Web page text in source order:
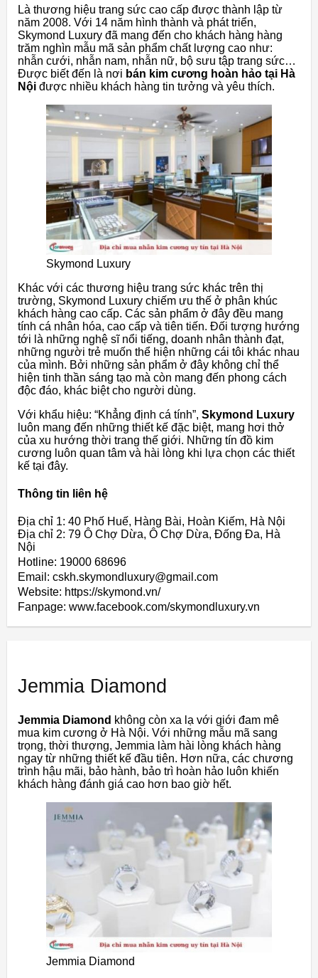
Là thương hiệu trang sức cao cấp được thành lập từ
năm 2008. Với 14 năm hình thành và phát triển,
Skymond Luxury đã mang đến cho khách hàng hàng
trăm nghìn mẫu mã sản phẩm chất lượng cao như:
nhẫn cưới, nhẫn nam, nhẫn nữ, bộ sưu tập trang sức…
Được biết đến là nơi bán kim cương hoàn hảo tại Hà
Nội được nhiều khách hàng tin tưởng và yêu thích.
Skymond Luxury
Khác với các thương hiệu trang sức khác trên thị
trường, Skymond Luxury chiếm ưu thế ở phân khúc
khách hàng cao cấp. Các sản phẩm ở đây đều mang
tính cá nhân hóa, cao cấp và tiên tiến. Đối tượng hướng
tới là những nghệ sĩ nổi tiếng, doanh nhân thành đạt,
những người trẻ muốn thể hiện những cái tôi khác nhau
của mình. Bởi những sản phẩm ở đây không chỉ thể
hiện tinh thần sáng tạo mà còn mang đến phong cách
độc đáo, khác biệt cho người dùng.
Với khẩu hiệu: “Khẳng định cá tính”, Skymond Luxury
luôn mang đến những thiết kế đặc biệt, mang hơi thở
của xu hướng thời trang thế giới. Những tín đồ kim
cương luôn quan tâm và hài lòng khi lựa chọn các thiết
kế tại đây.
Thông tin liên hệ
Địa chỉ 1: 40 Phố Huế, Hàng Bài, Hoàn Kiếm, Hà Nội
Địa chỉ 2: 79 Ô Chợ Dừa, Ô Chợ Dừa, Đống Đa, Hà
Nội
Hotline: 19000 68696
Email: cskh.skymondluxury@gmail.com
Website: https://skymond.vn/
Fanpage: www.facebook.com/skymondluxury.vn
Jemmia Diamond
Jemmia Diamond không còn xa lạ với giới đam mê
mua kim cương ở Hà Nội. Với những mẫu mã sang
trọng, thời thượng, Jemmia làm hài lòng khách hàng
ngay từ những thiết kế đầu tiên. Hơn nữa, các chương
trình hậu mãi, bảo hành, bảo trì hoàn hảo luôn khiến
khách hàng đánh giá cao hơn bao giờ hết.
Jemmia Diamond